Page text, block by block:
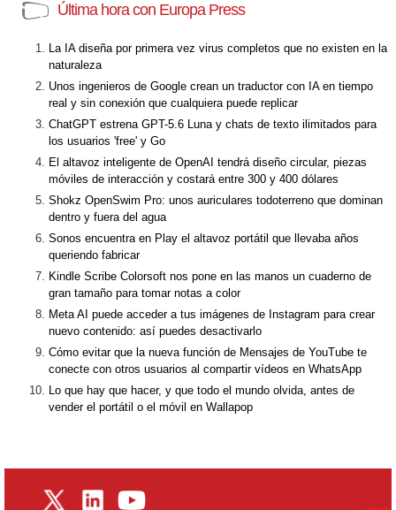
Última hora con Europa Press
La IA diseña por primera vez virus completos que no existen en la
naturaleza
Unos ingenieros de Google crean un traductor con IA en tiempo
real y sin conexión que cualquiera puede replicar
ChatGPT estrena GPT-5.6 Luna y chats de texto ilimitados para
los usuarios 'free' y Go
El altavoz inteligente de OpenAI tendrá diseño circular, piezas
móviles de interacción y costará entre 300 y 400 dólares
Shokz OpenSwim Pro: unos auriculares todoterreno que dominan
dentro y fuera del agua
Sonos encuentra en Play el altavoz portátil que llevaba años
queriendo fabricar
Kindle Scribe Colorsoft nos pone en las manos un cuaderno de
gran tamaño para tomar notas a color
Meta AI puede acceder a tus imágenes de Instagram para crear
nuevo contenido: así puedes desactivarlo
Cómo evitar que la nueva función de Mensajes de YouTube te
conecte con otros usuarios al compartir vídeos en WhatsApp
Lo que hay que hacer, y que todo el mundo olvida, antes de
vender el portátil o el móvil en Wallapop